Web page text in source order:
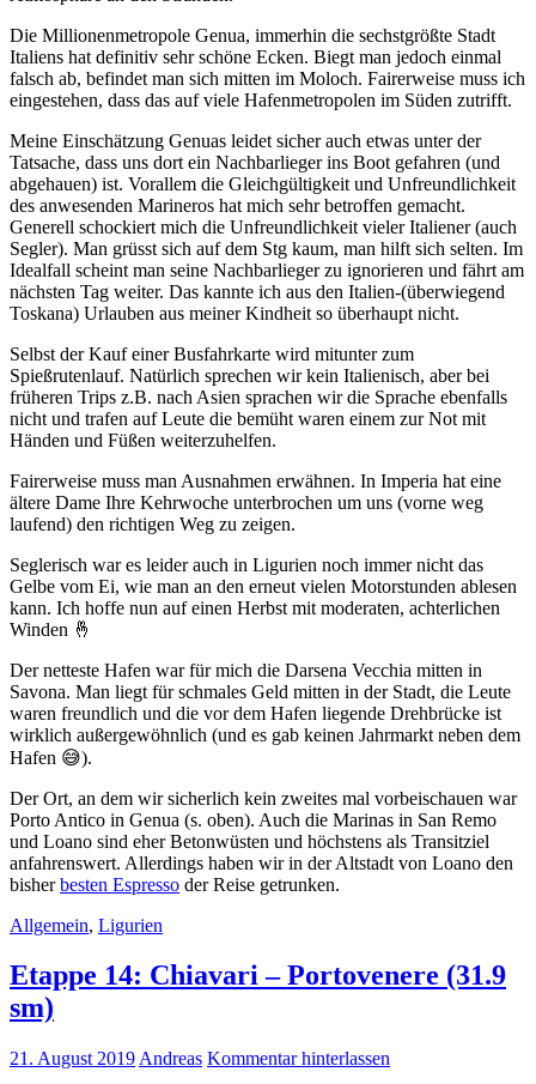
Die Millionenmetropole Genua, immerhin die sechstgrößte Stadt
Italiens hat definitiv sehr schöne Ecken. Biegt man jedoch einmal
falsch ab, befindet man sich mitten im Moloch. Fairerweise muss ich
eingestehen, dass das auf viele Hafenmetropolen im Süden zutrifft.
Meine Einschätzung Genuas leidet sicher auch etwas unter der
Tatsache, dass uns dort ein Nachbarlieger ins Boot gefahren (und
abgehauen) ist. Vorallem die Gleichgültigkeit und Unfreundlichkeit
des anwesenden Marineros hat mich sehr betroffen gemacht.
Generell schockiert mich die Unfreundlichkeit vieler Italiener (auch
Segler). Man grüsst sich auf dem Stg kaum, man hilft sich selten. Im
Idealfall scheint man seine Nachbarlieger zu ignorieren und fährt am
nächsten Tag weiter. Das kannte ich aus den Italien-(überwiegend
Toskana) Urlauben aus meiner Kindheit so überhaupt nicht.
Selbst der Kauf einer Busfahrkarte wird mitunter zum
Spießrutenlauf. Natürlich sprechen wir kein Italienisch, aber bei
früheren Trips z.B. nach Asien sprachen wir die Sprache ebenfalls
nicht und trafen auf Leute die bemüht waren einem zur Not mit
Händen und Füßen weiterzuhelfen.
Fairerweise muss man Ausnahmen erwähnen. In Imperia hat eine
ältere Dame Ihre Kehrwoche unterbrochen um uns (vorne weg
laufend) den richtigen Weg zu zeigen.
Seglerisch war es leider auch in Ligurien noch immer nicht das
Gelbe vom Ei, wie man an den erneut vielen Motorstunden ablesen
kann. Ich hoffe nun auf einen Herbst mit moderaten, achterlichen
Winden 🤞
Der netteste Hafen war für mich die Darsena Vecchia mitten in
Savona. Man liegt für schmales Geld mitten in der Stadt, die Leute
waren freundlich und die vor dem Hafen liegende Drehbrücke ist
wirklich außergewöhnlich (und es gab keinen Jahrmarkt neben dem
Hafen 😅).
Der Ort, an dem wir sicherlich kein zweites mal vorbeischauen war
Porto Antico in Genua (s. oben). Auch die Marinas in San Remo
und Loano sind eher Betonwüsten und höchstens als Transitziel
anfahrenswert. Allerdings haben wir in der Altstadt von Loano den
bisherbesten Espresso der Reise getrunken.
Allgemein, Ligurien
Etappe 14: Chiavari – Portovenere (31.9
sm)
21. August 2019 Andreas Kommentar hinterlassen